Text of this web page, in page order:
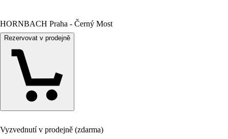
HORNBACH Praha - Černý Most
Rezervovat v prodejně
Vyzvednutí v prodejně (zdarma)